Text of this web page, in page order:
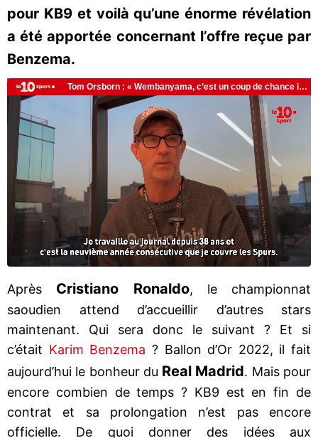
pour KB9 et voilà qu’une énorme révélation
a été apportée concernant l’offre reçue par
Benzema.
Après Cristiano Ronaldo, le championnat
saoudien attend d’accueillir d’autres stars
maintenant. Qui sera donc le suivant ? Et si
c’était Karim Benzema ? Ballon d’Or 2022, il fait
aujourd’hui le bonheur du Real Madrid. Mais pour
encore combien de temps ? KB9 est en fin de
contrat et sa prolongation n’est pas encore
officielle. De quoi donner des idées aux